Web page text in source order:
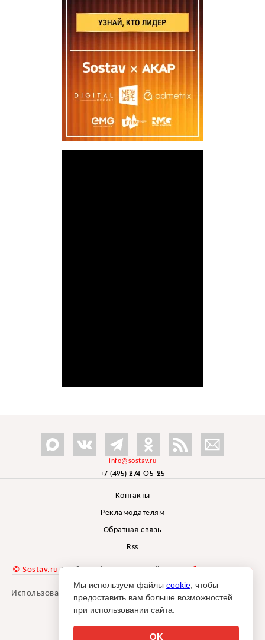
info@sostav.ru
+7 (495) 274-05-25
Контакты
Рекламодателям
Обратная связь
Rss
© Sostav.ru 1998-2026 Независимый проектбрендингового
агентства Depot
Использование материалов Sostav.ru допустимо только при
указании источника.
Мы используем файлы cookie , чтобы
предоставить вам больше возможностей
при использовании сайта.
OK